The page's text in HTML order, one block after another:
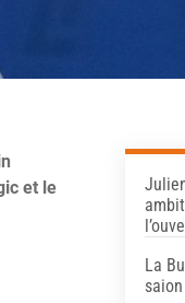
et le
La